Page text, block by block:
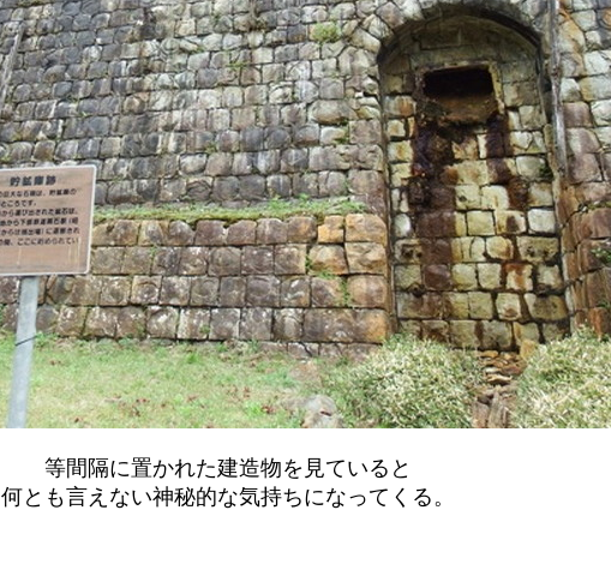
等間隔に置かれた建造物を見ていると
何とも言えない神秘的な気持ちになってくる。